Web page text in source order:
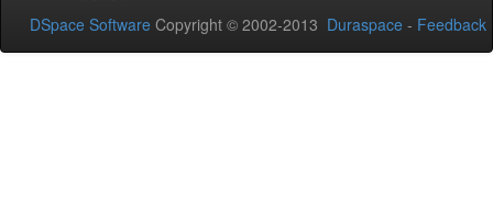
DSpace Software Copyright © 2002-2013 Duraspace - Feedback